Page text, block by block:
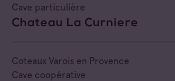
Cave particulière
Chateau La Curniere
Coteaux Varois en Provence
Cave coopérative